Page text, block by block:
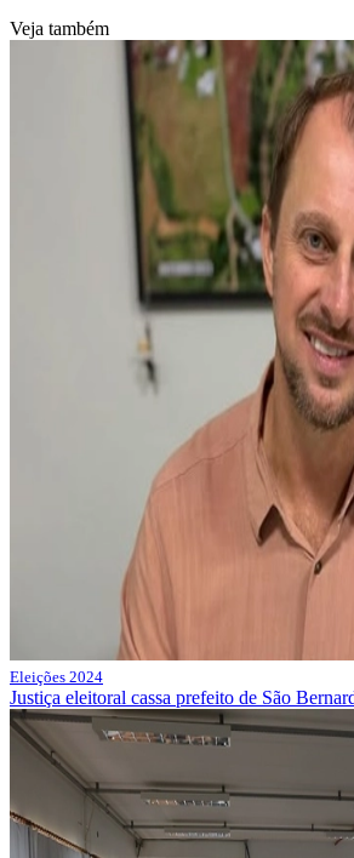
Veja também
Eleições 2024
Justiça eleitoral cassa prefeito de São